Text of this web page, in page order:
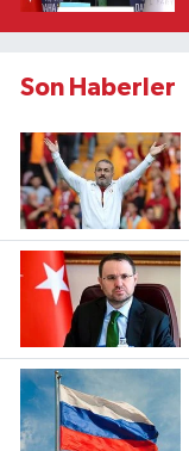
Son Haberler